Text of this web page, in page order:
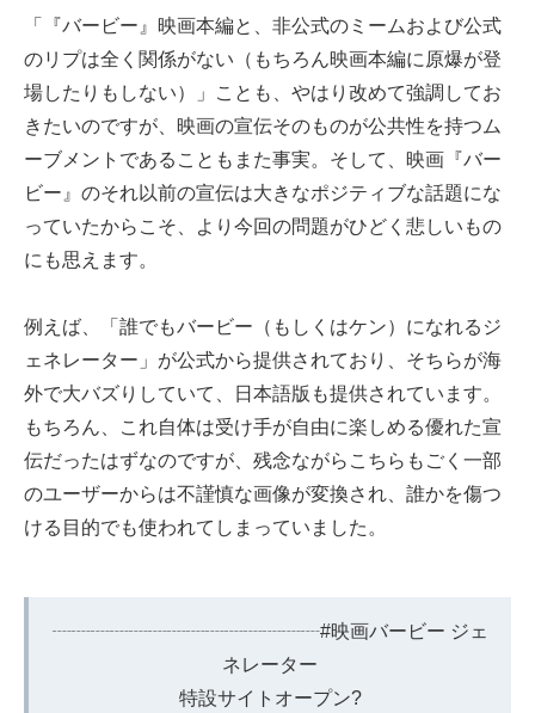
「『バービー』映画本編と、非公式のミームおよび公式
のリプは全く関係がない（もちろん映画本編に原爆が登
場したりもしない）」ことも、やはり改めて強調してお
きたいのですが、映画の宣伝そのものが公共性を持つム
ーブメントであることもまた事実。そして、映画『バー
ビー』のそれ以前の宣伝は大きなポジティブな話題にな
っていたからこそ、より今回の問題がひどく悲しいもの
にも思えます。
例えば、「誰でもバービー（もしくはケン）になれるジ
ェネレーター」が公式から提供されており、そちらが海
外で大バズりしていて、日本語版も提供されています。
もちろん、これ自体は受け手が自由に楽しめる優れた宣
伝だったはずなのですが、残念ながらこちらもごく一部
のユーザーからは不謹慎な画像が変換され、誰かを傷つ
ける目的でも使われてしまっていました。
┈┈┈┈┈┈┈┈┈┈┈┈┈┈#映画バービー ジェ
ネレーター
特設サイトオープン?